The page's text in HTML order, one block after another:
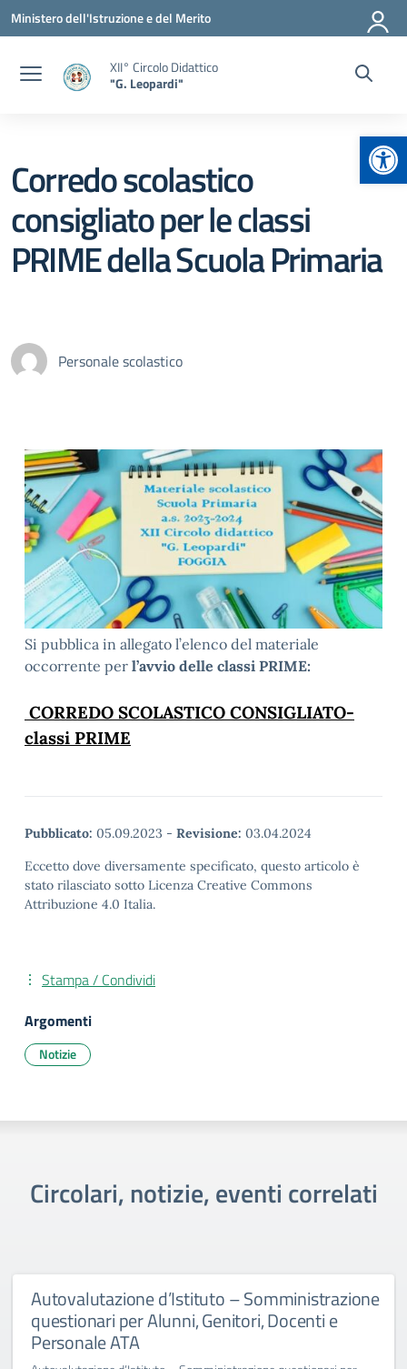
Vai ai contenuti
Vai al menu di navigazione
Vai al footer
Ministero dell'Istruzione e del Merito
XII° Circolo Didattico
"G. Leopardi"
Corredo scolastico
consigliato per le classi
PRIME della Scuola Primaria
Personale scolastico
Si pubblica in allegato l’elenco del materiale
occorrente per l’avvio delle classi PRIME:
CORREDO SCOLASTICO CONSIGLIATO-
classi PRIME
Pubblicato: 05.09.2023 - Revisione: 03.04.2024
Eccetto dove diversamente specificato, questo articolo è
stato rilasciato sotto Licenza Creative Commons
Attribuzione 4.0 Italia.
Stampa / Condividi
Argomenti
Notizie
Circolari, notizie, eventi correlati
Autovalutazione d’Istituto – Somministrazione
questionari per Alunni, Genitori, Docenti e
Personale ATA